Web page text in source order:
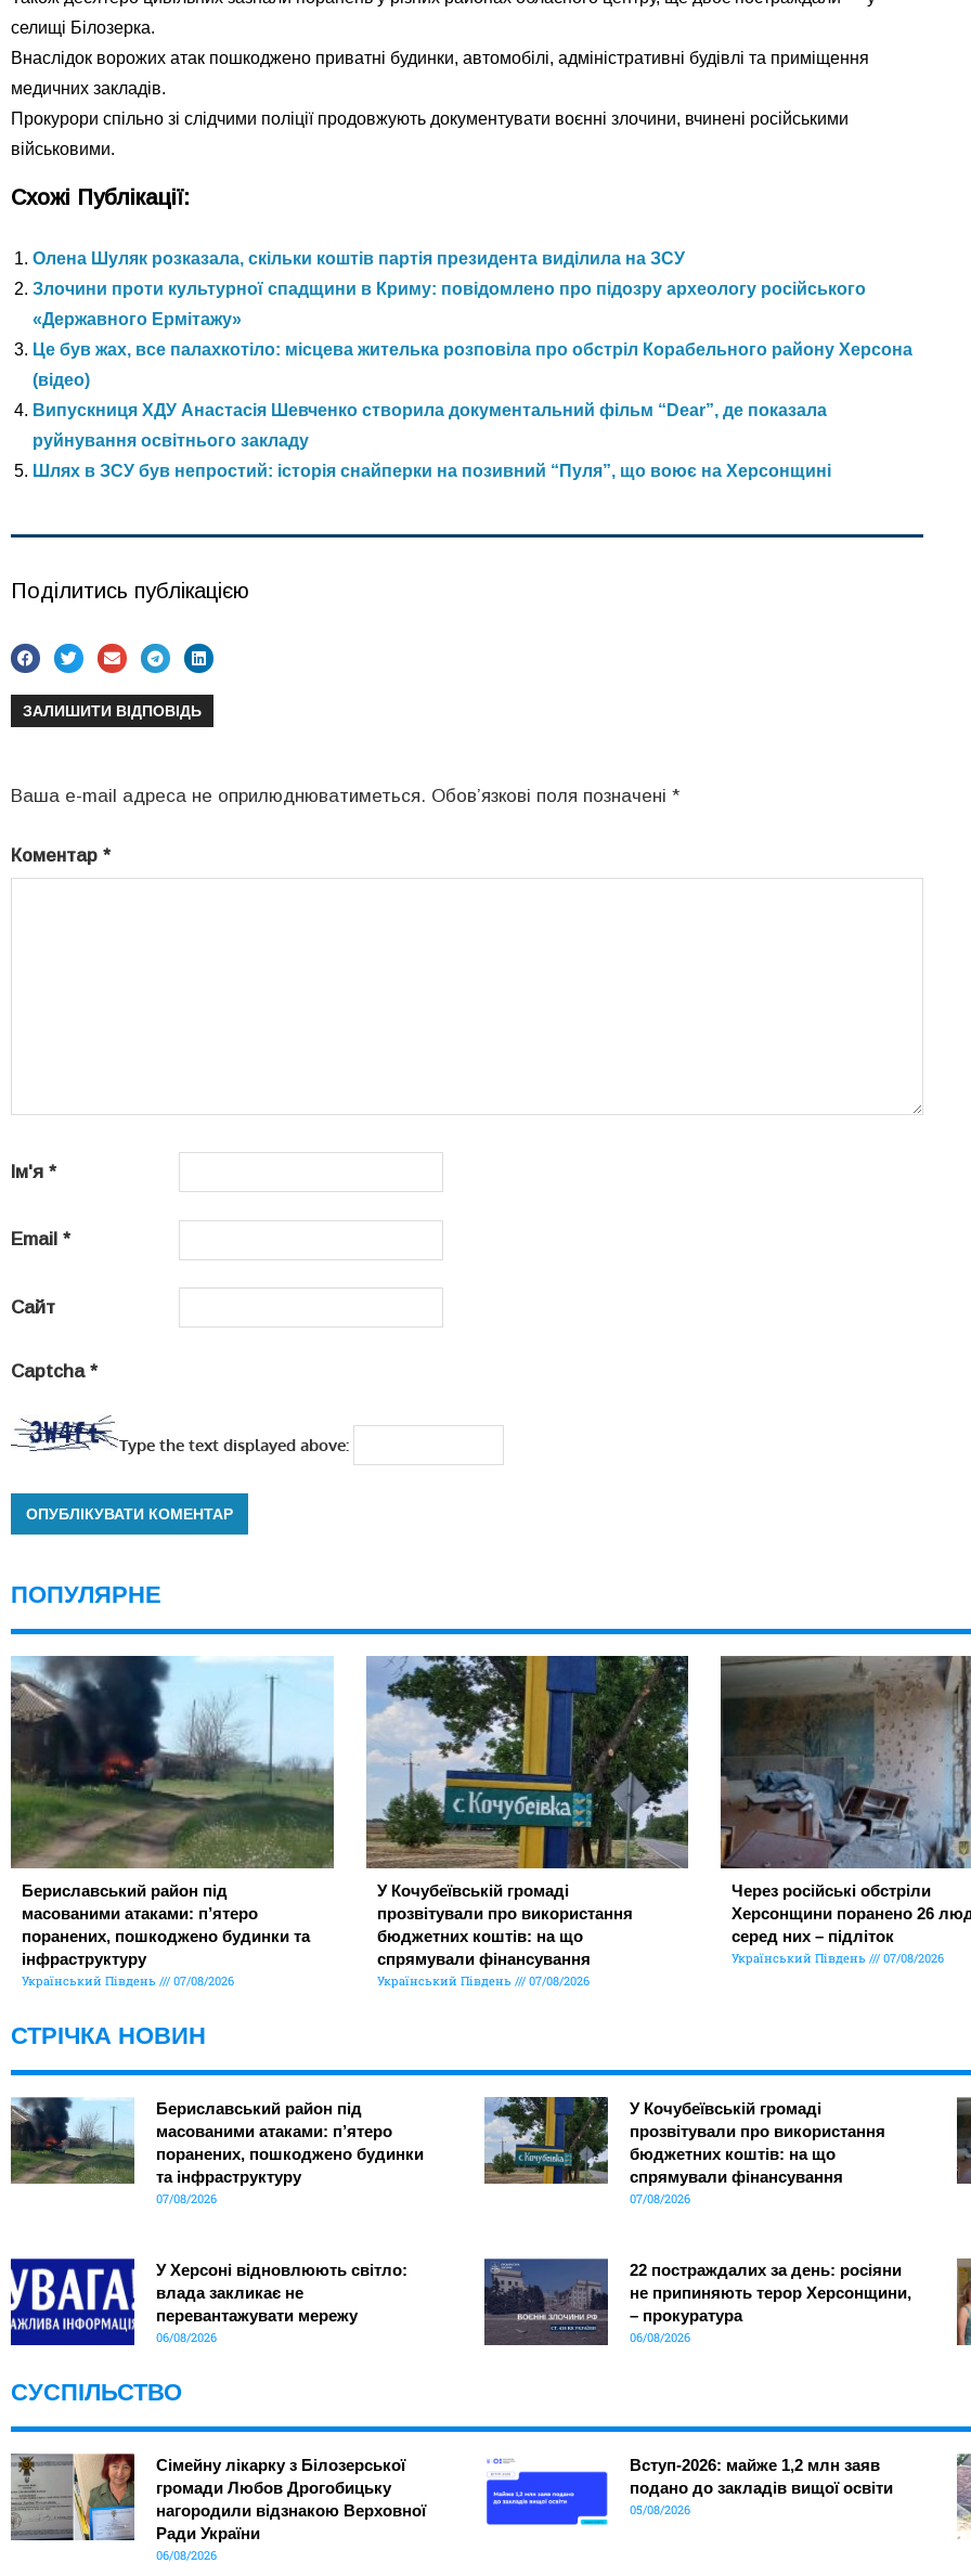
селищі Білозерка.
Внаслідок ворожих атак пошкоджено приватні будинки, автомобілі, адміністративні будівлі та приміщення
медичних закладів.
Прокурори спільно зі слідчими поліції продовжують документувати воєнні злочини, вчинені російськими
військовими.
Схожі Публікації:
Олена Шуляк розказала, скільки коштів партія президента виділила на ЗСУ
Злочини проти культурної спадщини в Криму: повідомлено про підозру археологу російського
«Державного Ермітажу»
Це був жах, все палахкотіло: місцева жителька розповіла про обстріл Корабельного району Херсона
(відео)
Випускниця ХДУ Анастасія Шевченко створила документальний фільм “Dear”, де показала
руйнування освітнього закладу
Шлях в ЗСУ був непростий: історія снайперки на позивний “Пуля”, що воює на Херсонщині
Поділитись публікацією
ЗАЛИШИТИ ВІДПОВІДЬ
Ваша e-mail адреса не оприлюднюватиметься. Обов’язкові поля позначені *
Коментар *
Ім'я *
Email *
Сайт
Captcha *
Type the text displayed above:
ПОПУЛЯРНЕ
Бериславський район під
масованими атаками: п’ятеро
поранених, пошкоджено будинки та
інфраструктуру
Український Південь 07/08/2026
У Кочубеївській громаді
прозвітували про використання
бюджетних коштів: на що
спрямували фінансування
Український Південь 07/08/2026
Через російські обстріли
Херсонщини поранено 26
серед них – підліток
Український Південь 07/08/2026
СТРІЧКА НОВИН
Бериславський район під
масованими атаками: п’ятеро
поранених, пошкоджено будинки
та інфраструктуру
07/08/2026
У Кочубеївській громаді
прозвітували про використання
бюджетних коштів: на що
спрямували фінансування
07/08/2026
У Херсоні відновлюють світло:
влада закликає не
перевантажувати мережу
06/08/2026
22 постраждалих за день: росіяни
не припиняють терор Херсонщини,
– прокуратура
06/08/2026
СУСПІЛЬСТВО
Сімейну лікарку з Білозерської
громади Любов Дрогобицьку
нагородили відзнакою Верховної
Ради України
06/08/2026
Вступ-2026: майже 1,2 млн заяв
подано до закладів вищої освіти
05/08/2026